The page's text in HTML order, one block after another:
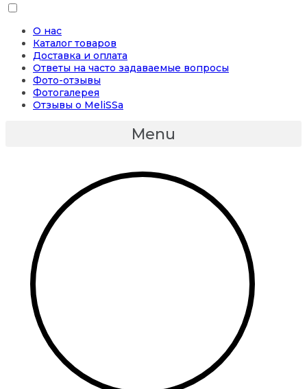
О нас
Каталог товаров
Доставка и оплата
Ответы на часто задаваемые вопросы
Фото-отзывы
Фотогалерея
Отзывы о MeliSSa
Menu